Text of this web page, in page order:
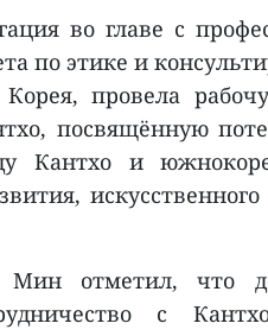
во главе с
по этике и
Корея, провела
посвящённую
Кантхо и
отметил, что
с